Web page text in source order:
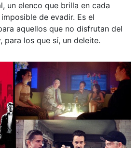
un elenco que brilla en cada
de evadir. Es el
aquellos que no disfrutan del
para los que sí, un deleite.